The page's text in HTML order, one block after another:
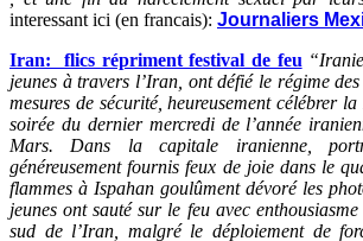
interessant ici (en francais): Journaliers
Iran: flics répriment festival de feu
jeunes à travers l’Iran, ont défié le régime
mesures de sécurité, heureusement célébrer
soirée du dernier mercredi de l’année
Mars. Dans la capitale iranienne,
généreusement fournis feux de joie dans le
flammes à Ispahan goulûment dévoré les
jeunes ont sauté sur le feu avec
sud de l’Iran, malgré le déploiement de